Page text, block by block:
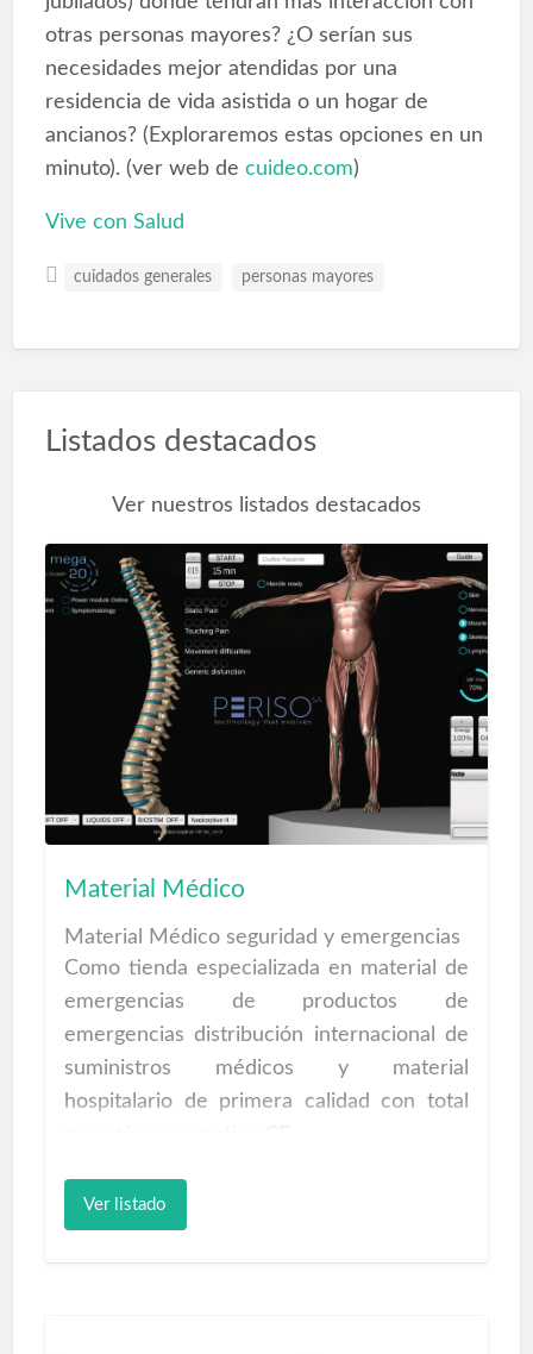
otras personas mayores? ¿O serían sus
necesidades mejor atendidas por una
residencia de vida asistida o un hogar de
ancianos? (Exploraremos estas opciones en un
minuto). (ver web de cuideo.com)
Vive con Salud
cuidados generales personas mayores
Listados destacados
Ver nuestros listados destacados
Material Médico
Material Médico seguridad y emergencias
Como tienda especializada en material de
emergencias de productos de
emergencias distribución internacional de
suministros médicos y material
hospitalario de primera calidad con total
Global Emergencias Material Emergencias,
Venta online distribuciones de material
Ver listado